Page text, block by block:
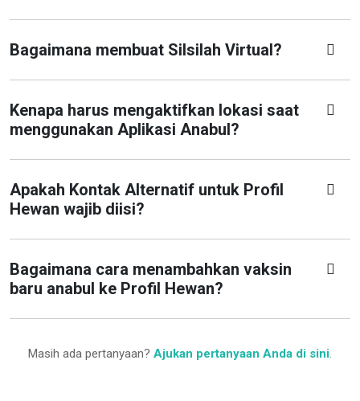
Bagaimana membuat Silsilah Virtual?
Kenapa harus mengaktifkan lokasi saat
menggunakan Aplikasi Anabul?
Apakah Kontak Alternatif untuk Profil
Hewan wajib diisi?
Bagaimana cara menambahkan vaksin
baru anabul ke Profil Hewan?
Masih ada pertanyaan? Ajukan pertanyaan Anda di sini.